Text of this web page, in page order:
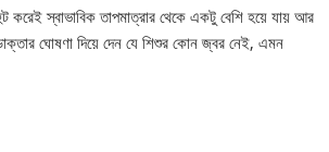
হুট করেই স্বাভাবিক তাপমাত্রার থেকে একটু বেশি হয়ে যায় আর
ঘোষণা দিয়ে দেন যে শিশুর কোন জ্বর নেই, এমন